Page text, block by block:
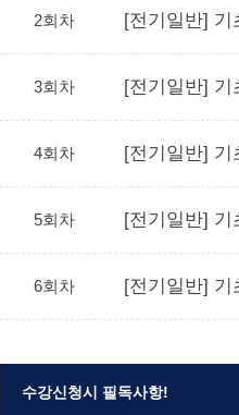
2회차 [전기일반]
3회차 [전기일반]
4회차 [전기일반]
5회차 [전기일반]
6회차 [전기일반]
수강신청시 필독사항!